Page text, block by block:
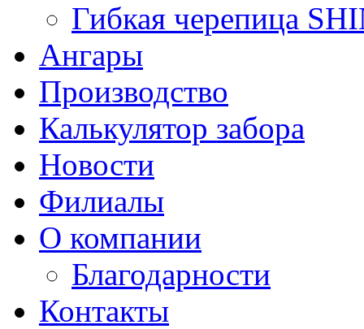
Гибкая черепица
Ангары
Производство
Калькулятор забора
Новости
Филиалы
О компании
Благодарности
Контакты